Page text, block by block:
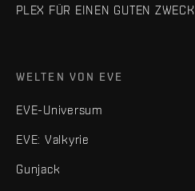
PLEX FÜR EINEN GUTEN ZWECK
WELTEN VON EVE
EVE-Universum
EVE: Valkyrie
Gunjack